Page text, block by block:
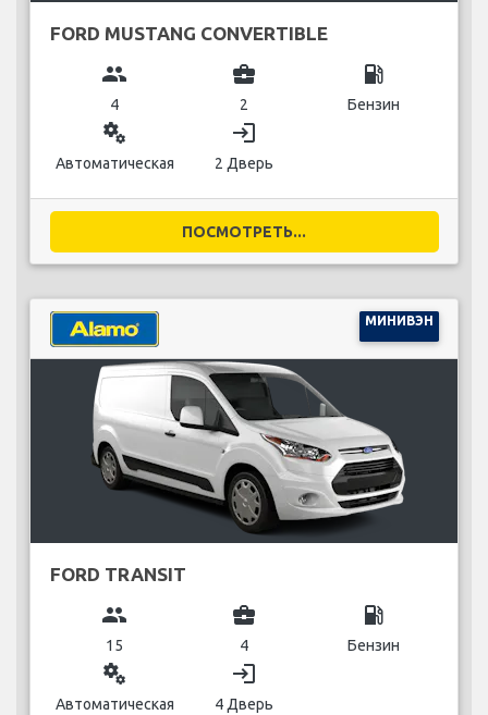
FORD MUSTANG CONVERTIBLE
group
4
business_center
2
local_gas_station
Бензин
miscellaneous_services
Автоматическая
login
2 Дверь
ПОСМОТРЕТЬ...
МИНИВЭН
FORD TRANSIT
group
15
business_center
4
local_gas_station
Бензин
miscellaneous_services
Автоматическая
login
4 Дверь